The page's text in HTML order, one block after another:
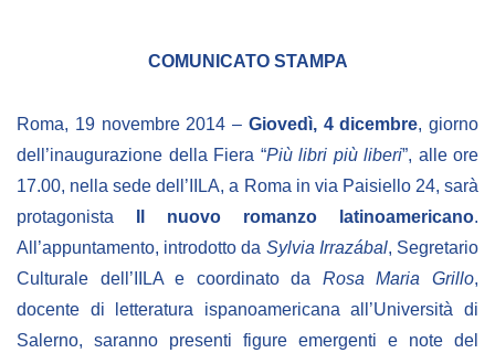
COMUNICATO STAMPA
Roma, 19 novembre 2014 – Giovedì, 4 dicembre, giorno
dell’inaugurazione della Fiera “Più libri più liberi”, alle ore
17.00, nella sede dell’IILA, a Roma in via Paisiello 24, sarà
protagonista
Il nuovo romanzo latinoamericano.
All’appuntamento, introdotto da Sylvia Irrazábal, Segretario
Culturale dell’IILA e coordinato da Rosa Maria Grillo,
docente di letteratura ispanoamericana all’Università di
Salerno, saranno presenti figure emergenti e note del